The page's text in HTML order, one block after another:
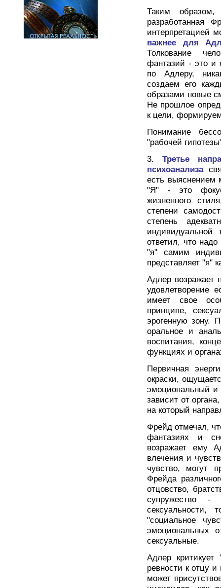
Таким образом,
разработанная
интерпретацией
важнее для
Толкование
фантазий - это и
по Адлеру,
создаем его
образами новые
Не прошлое
к цели,
Понимание
"рабочей
3. Третье
психоанализа
есть выяснением
"Я" - это фокус
жизненного
степени
степень
ответил, что
"я" самим
представляет "я"
Адлер возражает
удовлетворение
имеет свое
принципе,
эрогенную зону.
оральное и
воспитания,
функциях и
Первичная
окраски,
эмоциональный и
зависит от
на который
Фрейд отмечал,
фантазиях и
возражает ему
влечения и
чувство, могут
Фрейда
отцовство,
супружество -
сексуальности,
"социальное
эмоциональных
сексуальные.
Адлер
ревности к отцу и
может